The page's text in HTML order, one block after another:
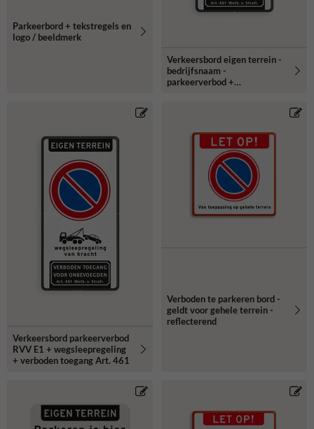
Parkeerbord + tekstregels en
logo / beeldmerk
Verkeersbord eigen terrein -
bedrijfsnaam -
parkeerverbod +
Verkeersbord parkeerverbod
RVV E1 + wegsleepregeling
+ verboden toegang Art. 461
Verboden te parkeren bord -
geldt voor gehele terrein -
reflecterend